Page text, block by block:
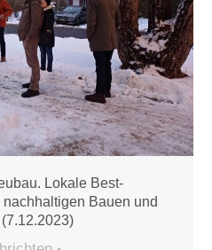
Lokale Best-
Bauen und